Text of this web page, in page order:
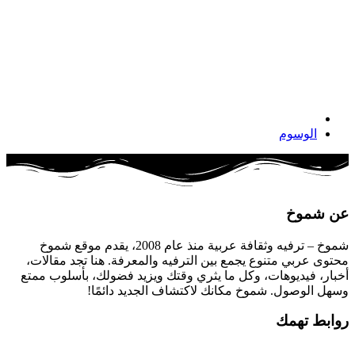
الوسوم
عن شموخ
شموخ – ترفيه وثقافة عربية منذ عام 2008، يقدم موقع شموخ
محتوى عربي متنوع يجمع بين الترفيه والمعرفة. هنا تجد مقالات،
أخبار، فيديوهات، وكل ما يثري وقتك ويزيد فضولك، بأسلوب ممتع
وسهل الوصول. شموخ مكانك لاكتشاف الجديد دائمًا!
روابط تهمك